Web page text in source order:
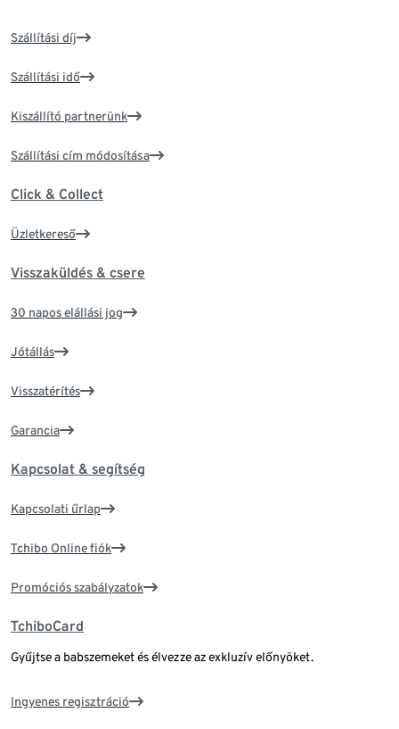
Szállítási díj
Szállítási idő
Kiszállító partnerünk
Szállítási cím módosítása
Click & Collect
Üzletkereső
Visszaküldés & csere
30 napos elállási jog
Jótállás
Visszatérítés
Garancia
Kapcsolat & segítség
Kapcsolati űrlap
Tchibo Online fiók
Promóciós szabályzatok
TchiboCard
Gyűjtse a babszemeket és élvezze az exkluzív előnyöket.
Ingyenes regisztráció